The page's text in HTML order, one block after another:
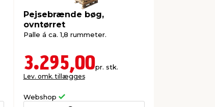
Pejsebrænde bøg,
ovntørret
Palle á ca. 1,8 rummeter.
3.295,00pr. stk.
Lev. omk. tillægges
Webshop